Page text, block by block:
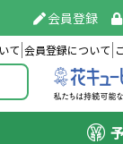
会員登録
て 会員登録について